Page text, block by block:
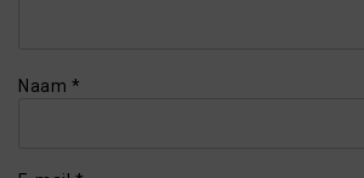
Naam *